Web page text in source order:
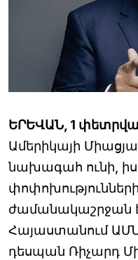
ԵՐԵՎԱՆ, 1
Ամերիկայի
նախագահ ունի,
ժամանակաշրջան
Հայաստանում
դեսպան Ռիչարդ